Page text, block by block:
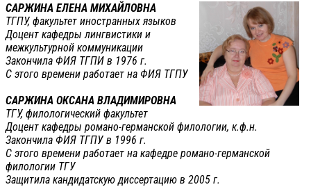
САРЖИНА ЕЛЕНА МИХАЙЛОВНА
ТГПУ, факультет иностранных языков
Доцент кафедры лингвистики и
межкультурной коммуникации
Закончила ФИЯ ТГПИ в 1976 г.
С этого времени работает на ФИЯ ТГПУ
САРЖИНА ОКСАНА ВЛАДИМИРОВНА
ТГУ, филологический факультет
Доцент кафедры романо-германской филологии, к.ф.н.
Закончила ФИЯ ТГПУ в 1996 г.
С этого времени работает на кафедре романо-германской
филологии ТГУ
Защитила кандидатскую диссертацию в 2005 г.